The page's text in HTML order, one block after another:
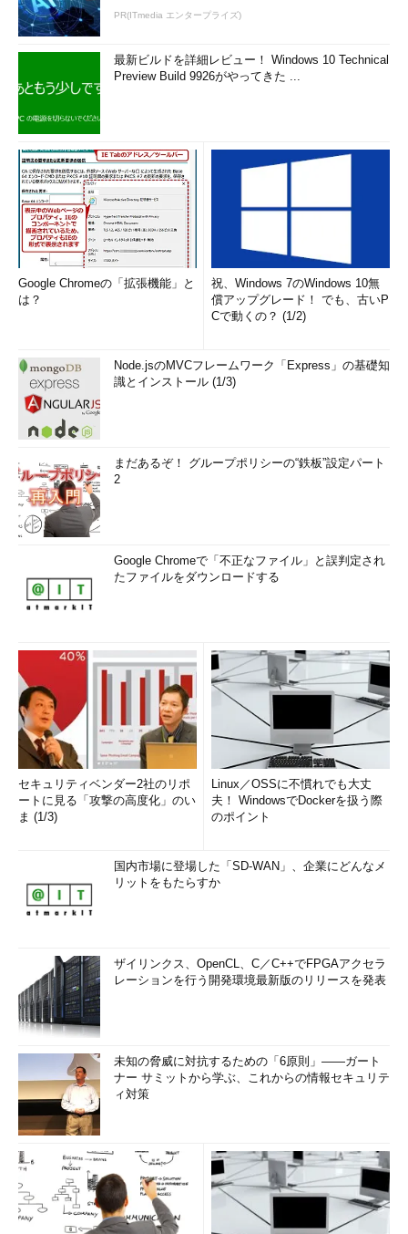
PR(ITmedia エンタープライズ)
最新ビルドを詳細レビュー！ Windows 10 Technical
Preview Build 9926がやってきた ...
Google Chromeの「拡張機能」と
は？
祝、Windows 7のWindows 10無
償アップグレード！ でも、古いP
Cで動くの？ (1/2)
Node.jsのMVCフレームワーク「Express」の基礎知
識とインストール (1/3)
まだあるぞ！ グループポリシーの“鉄板”設定パート
2
Google Chromeで「不正なファイル」と誤判定され
たファイルをダウンロードする
セキュリティベンダー2社のリポ
ートに見る「攻撃の高度化」のい
ま (1/3)
Linux／OSSに不慣れでも大丈
夫！ WindowsでDockerを扱う際
のポイント
国内市場に登場した「SD-WAN」、企業にどんなメ
リットをもたらすか
ザイリンクス、OpenCL、C／C++でFPGAアクセラ
レーションを行う開発環境最新版のリリースを発表
未知の脅威に対抗するための「6原則」――ガート
ナー サミットから学ぶ、これからの情報セキュリテ
ィ対策